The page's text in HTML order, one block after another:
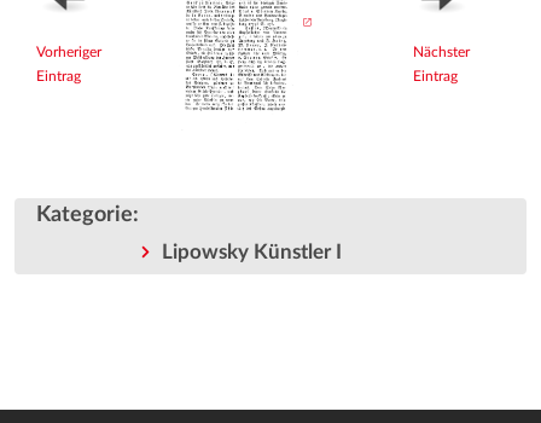
Vorheriger
Eintrag
Nächster
Eintrag
Kategorie:
Lipowsky Künstler I